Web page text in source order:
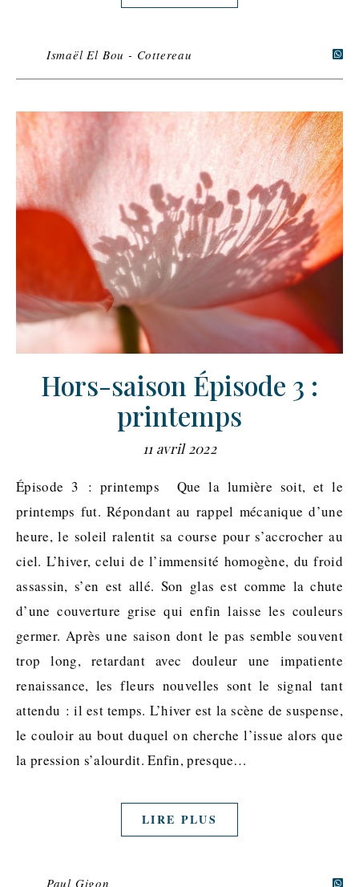
Ismaël El Bou - Cottereau
Hors-saison Épisode 3 :
printemps
11 avril 2022
Épisode 3 : printemps Que la lumière soit, et le
printemps fut. Répondant au rappel mécanique d’une
heure, le soleil ralentit sa course pour s’accrocher au
ciel. L’hiver, celui de l’immensité homogène, du froid
assassin, s’en est allé. Son glas est comme la chute
d’une couverture grise qui enfin laisse les couleurs
germer. Après une saison dont le pas semble souvent
trop long, retardant avec douleur une impatiente
renaissance, les fleurs nouvelles sont le signal tant
attendu : il est temps. L’hiver est la scène de suspense,
le couloir au bout duquel on cherche l’issue alors que
la pression s’alourdit. Enfin, presque…
LIRE PLUS
Paul Gigon